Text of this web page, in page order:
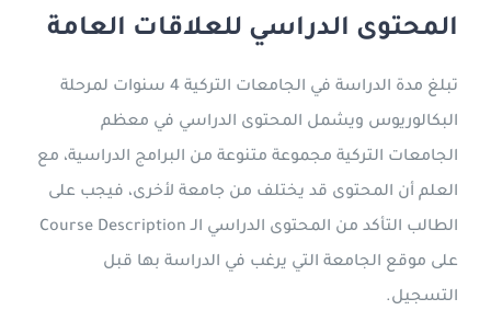
المحتوى الدراسي للعلاقات العامة
تبلغ مدة الدراسة في الجامعات التركية 4 سنوات لمرحلة
البكالوريوس ويشمل المحتوى الدراسي في معظم
الجامعات التركية مجموعة متنوعة من البرامج الدراسية، مع
العلم أن المحتوى قد يختلف من جامعة لأخرى، فيجب على
الطالب التأكد من المحتوى الدراسي الـ Course Description
على موقع الجامعة التي يرغب في الدراسة بها قبل
التسجيل.